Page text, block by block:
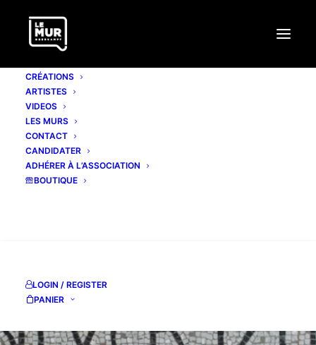
CRÉATIONS
ARTISTES
VIDEOS
LES MURS
CONTACT
CANDIDATER
ADHÉRER À L’ASSOCIATION
BOUTIQUE
LOGIN / REGISTER
PANIER